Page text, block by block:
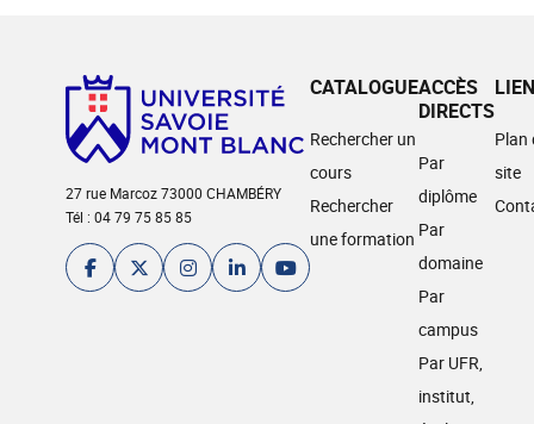
27 rue Marcoz 73000 CHAMBÉRY
Tél : 04 79 75 85 85
CATALOGUE
Rechercher un
cours
Rechercher
une formation
ACCÈS
DIRECTS
Par
diplôme
Par
domaine
Par
campus
Par UFR,
institut,
Plan
site